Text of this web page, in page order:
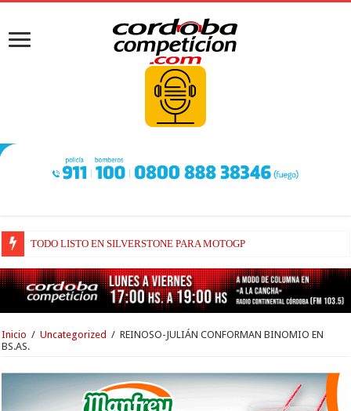
TODO LISTO EN SILVERSTONE PARA MOTOGP
BRIATORE BUSCA EXPLICACIONES DE POR QUÉ AÚN ALPINE NO
Inicio / Uncategorized / REINOSO-JULIÁN CONFORMAN BINOMIO EN
BS.AS.